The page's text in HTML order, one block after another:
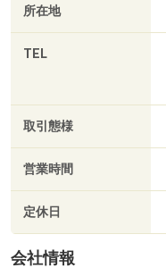
所在地
TEL
取引態様
営業時間
定休日
会社情報